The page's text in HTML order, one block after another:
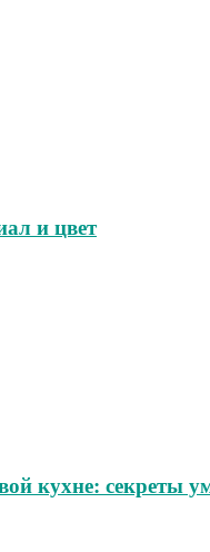
и цвет
кухне: секреты